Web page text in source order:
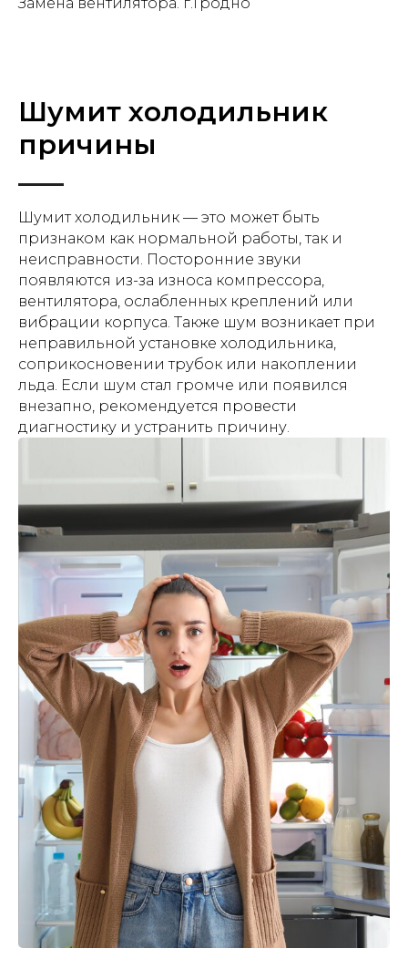
Шумит холодильник
причины
Шумит холодильник — это может быть
признаком как нормальной работы, так и
неисправности. Посторонние звуки
появляются из-за износа компрессора,
вентилятора, ослабленных креплений или
вибрации корпуса. Также шум возникает при
неправильной установке холодильника,
соприкосновении трубок или накоплении
льда. Если шум стал громче или появился
внезапно, рекомендуется провести
диагностику и устранить причину.